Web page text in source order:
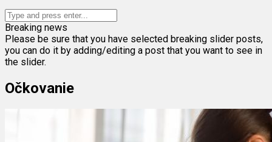
Breaking news
Please be sure that you have selected breaking slider posts,
you can do it by adding/editing a post that you want to see in
the slider.
Očkovanie